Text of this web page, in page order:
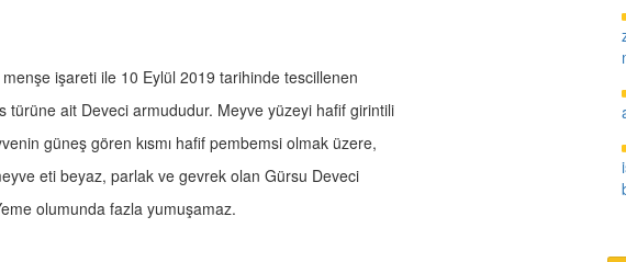
menşe işareti ile 10 Eylül 2019 tarihinde tescillenen
ait Deveci armududur. Meyve yüzeyi hafif girintili
güneş gören kısmı hafif pembemsi olmak üzere,
eti beyaz, parlak ve gevrek olan Gürsu Deveci
olumunda fazla yumuşamaz.